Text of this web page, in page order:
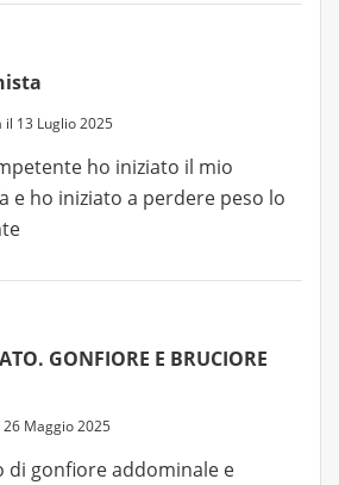
il 13 Luglio 2025
ho iniziato il mio
e ho iniziato a perdere peso lo
GONFIORE E BRUCIORE
Maggio 2025
di gonfiore addominale e